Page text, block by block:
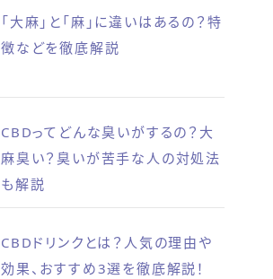
「大麻」と「麻」に違いはあるの？特
徴などを徹底解説
CBDってどんな臭いがするの？大
麻臭い？臭いが苦手な人の対処法
も解説
CBDドリンクとは？人気の理由や
効果、おすすめ3選を徹底解説！